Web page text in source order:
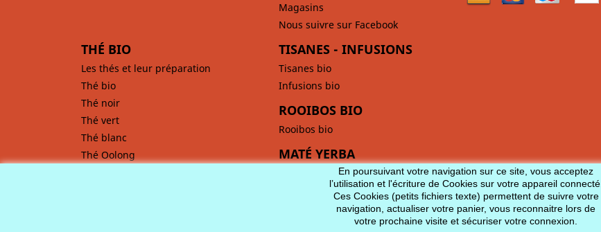
Magasins
Nous suivre sur Facebook
THÉ BIO
Les thés et leur préparation
Thé bio
Thé noir
Thé vert
Thé blanc
Thé Oolong
TISANES - INFUSIONS
Tisanes bio
Infusions bio
ROOIBOS BIO
Rooibos bio
MATÉ YERBA
En poursuivant votre navigation sur ce site, vous acceptez
l’utilisation et l'écriture de Cookies sur votre appareil connecté.
Ces Cookies (petits fichiers texte) permettent de suivre votre
navigation, actualiser votre panier, vous reconnaitre lors de
votre prochaine visite et sécuriser votre connexion.